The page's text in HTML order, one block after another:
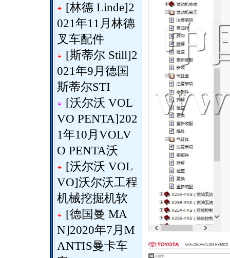
[林德 Linde]2
021年11月林德
叉车配件
[斯蒂尔 Still]2
021年9月德国
斯蒂尔STI
[沃尔沃 VOL
VO PENTA]202
1年10月VOLV
O PENTA沃
[沃尔沃 VOL
VO]沃尔沃工程
机械挖掘机软
[德国曼 MA
N]2020年7月M
ANTIS曼卡车